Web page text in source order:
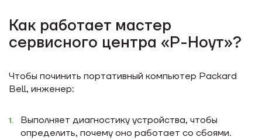
Как работает мастер
сервисного центра «Р-Ноут»?
Чтобы починить портативный компьютер Packard
Bell, инженер:
Выполняет диагностику устройства, чтобы
определить, почему оно работает со сбоями.